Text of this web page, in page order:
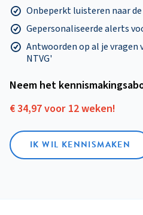
Onbeperkt luisteren naar
Gepersonaliseerde alerts
Antwoorden op al je vragen
NTVG'
Neem het
€ 34,97 voor 12 weken!
IK WIL KENNISMAKEN